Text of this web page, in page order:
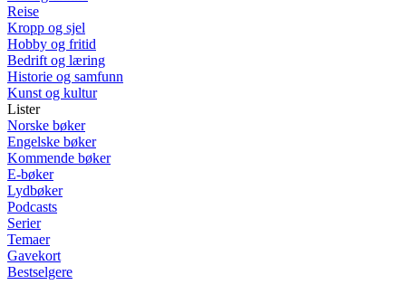
Reise
Kropp og sjel
Hobby og fritid
Bedrift og læring
Historie og samfunn
Kunst og kultur
Lister
Norske bøker
Engelske bøker
Kommende bøker
E-bøker
Lydbøker
Podcasts
Serier
Temaer
Gavekort
Bestselgere